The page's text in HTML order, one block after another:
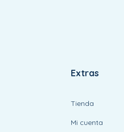
Extras
Tienda
Mi cuenta